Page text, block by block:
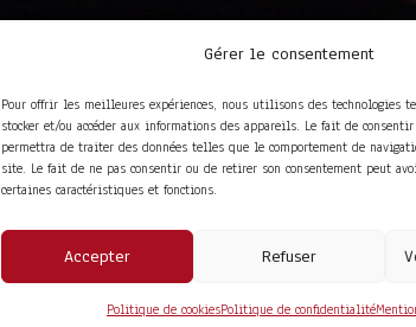
Gérer le consentement
Pour offrir les meilleures expériences, nous utilisons des technologies
stocker et/ou accéder aux informations des appareils. Le fait de
permettra de traiter des données telles que le comportement de
site. Le fait de ne pas consentir ou de retirer son consentement peut
certaines caractéristiques et fonctions.
Accepter Refuser
Politique de cookiesPolitique de confidentialité
Foire aux questions
Conditions Générales de
Vente
Mentions Légales
Politique de